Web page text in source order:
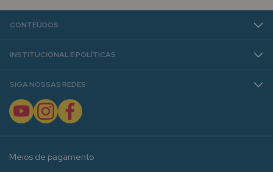
CONTEÚDOS
INSTITUCIONAL E POLÍTICAS
SIGA NOSSAS REDES
Meios de pagamento